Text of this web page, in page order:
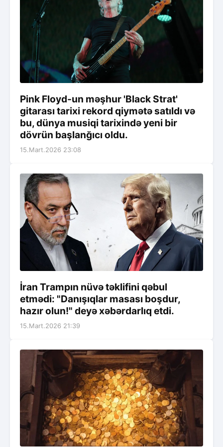
Pink Floyd-un məşhur 'Black Strat'
gitarası tarixi rekord qiymətə satıldı və
bu, dünya musiqi tarixində yeni bir
dövrün başlanğıcı oldu.
15.Mart.2026 23:08
İran Trampın nüvə təklifini qəbul
etmədi: "Danışıqlar masası boşdur,
hazır olun!" deyə xəbərdarlıq etdi.
15.Mart.2026 21:39